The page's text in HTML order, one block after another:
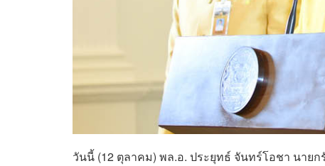
วันนี้ (12 ตุลาคม) พล.อ. ประยุทธ์ จันทร์โอชา นาย